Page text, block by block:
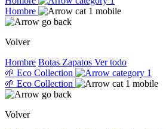
Hombre
Volver
Hombre Botas Zapatos Ver todo
🌱 Eco Collection
🌱 Eco Collection
Volver